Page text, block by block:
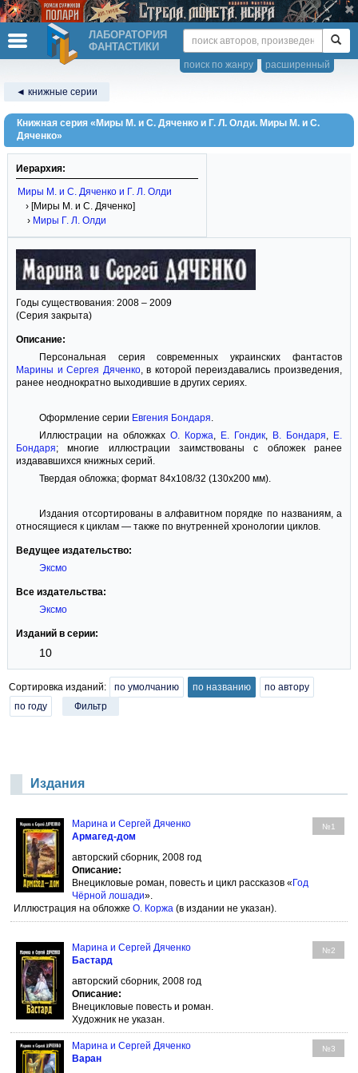
ЛАБОРАТОРИЯ
ФАНТАСТИКИ
расширенный
поиск по жанру
◄ книжные серии
Книжная серия «Миры М. и С. Дяченко и Г. Л. Олди. Миры М. и С.
Дяченко»
Иерархия:
Миры М. и С. Дяченко и Г. Л. Олди
› [Миры М. и С. Дяченко]
› Миры Г. Л. Олди
Годы существования: 2008 – 2009
(Серия закрыта)
Описание:
Персональная серия современных украинских фантастов
Марины и Сергея Дяченко, в которой переиздавались произведения,
ранее неоднократно выходившие в других сериях.
Оформление серии Евгения Бондаря.
Иллюстрации на обложках О. Коржа, Е. Гондик, В. Бондаря, Е.
Бондаря; многие иллюстрации заимствованы с обложек ранее
издававшихся книжных серий.
Твердая обложка; формат 84x108/32 (130x200 мм).
Издания отсортированы в алфавитном порядке по названиям, а
относящиеся к циклам — также по внутренней хронологии циклов.
Ведущее издательство:
Эксмо
Все издательства:
Эксмо
Изданий в серии:
10
Сортировка изданий: по умолчанию по названию
по автору
по году
Фильтр
Издания
Марина и Сергей Дяченко №1
Армагед-дом
авторский сборник, 2008 год
Описание:
Внецикловые роман, повесть и цикл рассказов « Год
Чёрной лошади».
Иллюстрация на обложке О. Коржа (в издании не указан).
Марина и Сергей Дяченко №2
Бастард
авторский сборник, 2008 год
Описание:
Внецикловые повесть и роман.
Художник не указан.
Марина и Сергей Дяченко №3
Варан